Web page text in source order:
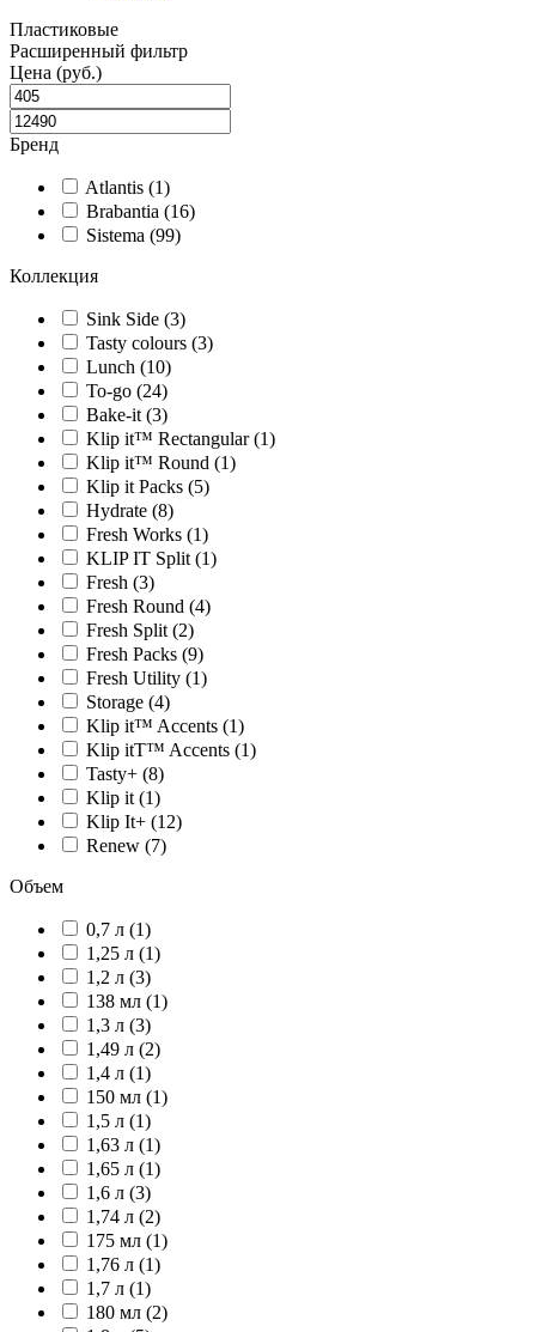
Пластиковые
Расширенный фильтр
Цена (руб.)
Бренд
Atlantis (1)
Brabantia (16)
Sistema (99)
Коллекция
Sink Side (3)
Tasty colours (3)
Lunch (10)
To-go (24)
Bake-it (3)
Klip it™ Rectangular (1)
Klip it™ Round (1)
Klip it Packs (5)
Hydrate (8)
Fresh Works (1)
KLIP IT Split (1)
Fresh (3)
Fresh Round (4)
Fresh Split (2)
Fresh Packs (9)
Fresh Utility (1)
Storage (4)
Klip it™ Accents (1)
Klip itT™ Accents (1)
Tasty+ (8)
Klip it (1)
Klip It+ (12)
Renew (7)
Объем
0,7 л (1)
1,25 л (1)
1,2 л (3)
138 мл (1)
1,3 л (3)
1,49 л (2)
1,4 л (1)
150 мл (1)
1,5 л (1)
1,63 л (1)
1,65 л (1)
1,6 л (3)
1,74 л (2)
175 мл (1)
1,76 л (1)
1,7 л (1)
180 мл (2)